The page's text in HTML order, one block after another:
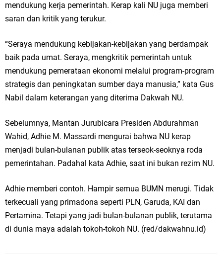
mendukung kerja pemerintah. Kerap kali NU juga memberi
saran dan kritik yang terukur.
“Seraya mendukung kebijakan-kebijakan yang berdampak
baik pada umat. Seraya, mengkritik pemerintah untuk
mendukung pemerataan ekonomi melalui program-program
strategis dan peningkatan sumber daya manusia,” kata Gus
Nabil dalam keterangan yang diterima Dakwah NU.
Sebelumnya, Mantan Jurubicara Presiden Abdurahman
Wahid, Adhie M. Massardi mengurai bahwa NU kerap
menjadi bulan-bulanan publik atas terseok-seoknya roda
pemerintahan. Padahal kata Adhie, saat ini bukan rezim NU.
Adhie memberi contoh. Hampir semua BUMN merugi. Tidak
terkecuali yang primadona seperti PLN, Garuda, KAI dan
Pertamina. Tetapi yang jadi bulan-bulanan publik, terutama
di dunia maya adalah tokoh-tokoh NU. (red/dakwahnu.id)